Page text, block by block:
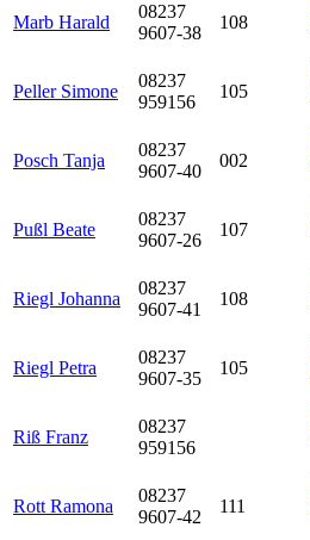
Marb Harald
08237
9607-38
108
Peller Simone
08237
959156
105
Posch Tanja
08237
9607-40
002
Pußl Beate
08237
9607-26
107
Riegl Johanna
08237
9607-41
108
Riegl Petra
08237
9607-35
105
Riß Franz
08237
959156
Rott Ramona
08237
9607-42
111